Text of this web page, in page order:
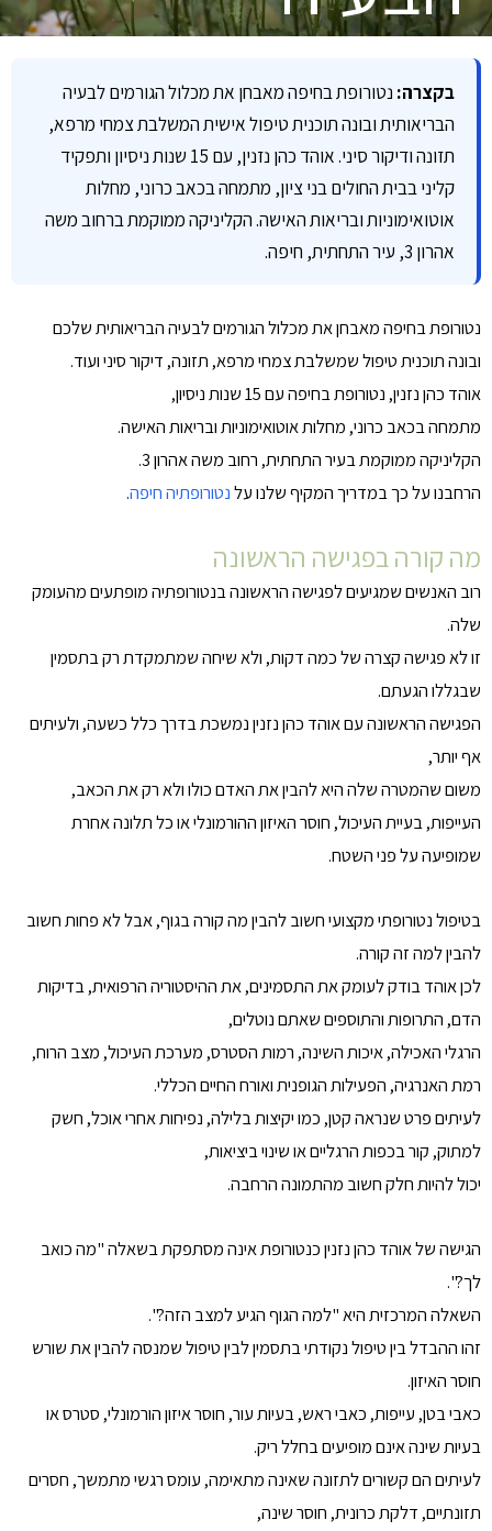
בקצרה: נטורופת בחיפה מאבחן את מכלול הגורמים לבעיה
הבריאותית ובונה תוכנית טיפול אישית המשלבת צמחי מרפא,
תזונה ודיקור סיני. אוהד כהן נזנין, עם 15 שנות ניסיון ותפקיד
קליני בבית החולים בני ציון, מתמחה בכאב כרוני, מחלות
אוטואימוניות ובריאות האישה. הקליניקה ממוקמת ברחוב משה
אהרון 3, עיר התחתית, חיפה.
נטורופת בחיפה מאבחן את מכלול הגורמים לבעיה הבריאותית שלכם
ובונה תוכנית טיפול שמשלבת צמחי מרפא, תזונה, דיקור סיני ועוד.
אוהד כהן נזנין, נטורופת בחיפה עם 15 שנות ניסיון,
מתמחה בכאב כרוני, מחלות אוטואימוניות ובריאות האישה.
הקליניקה ממוקמת בעיר התחתית, רחוב משה אהרון 3.
הרחבנו על כך במדריך המקיף שלנו עלנטורופתיה חיפה.
מה קורה בפגישה הראשונה
רוב האנשים שמגיעים לפגישה הראשונה בנטורופתיה מופתעים מהעומק
שלה.
זו לא פגישה קצרה של כמה דקות, ולא שיחה שמתמקדת רק בתסמין
שבגללו הגעתם.
הפגישה הראשונה עם אוהד כהן נזנין נמשכת בדרך כלל כשעה, ולעיתים
אף יותר,
משום שהמטרה שלה היא להבין את האדם כולו ולא רק את הכאב,
העייפות, בעיית העיכול, חוסר האיזון ההורמונלי או כל תלונה אחרת
שמופיעה על פני השטח.
בטיפול נטורופתי מקצועי חשוב להבין מה קורה בגוף, אבל לא פחות חשוב
להבין למה זה קורה.
לכן אוהד בודק לעומק את התסמינים, את ההיסטוריה הרפואית, בדיקות
הדם, התרופות והתוספים שאתם נוטלים,
הרגלי האכילה, איכות השינה, רמות הסטרס, מערכת העיכול, מצב הרוח,
רמת האנרגיה, הפעילות הגופנית ואורח החיים הכללי.
לעיתים פרט שנראה קטן, כמו יקיצות בלילה, נפיחות אחרי אוכל, חשק
למתוק, קור בכפות הרגליים או שינוי ביציאות,
יכול להיות חלק חשוב מהתמונה הרחבה.
הגישה של אוהד כהן נזנין כנטורופת אינה מסתפקת בשאלה "מה כואב
לך?".
השאלה המרכזית היא "למה הגוף הגיע למצב הזה?".
זהו ההבדל בין טיפול נקודתי בתסמין לבין טיפול שמנסה להבין את שורש
חוסר האיזון.
כאבי בטן, עייפות, כאבי ראש, בעיות עור, חוסר איזון הורמונלי, סטרס או
בעיות שינה אינם מופיעים בחלל ריק.
לעיתים הם קשורים לתזונה שאינה מתאימה, עומס רגשי מתמשך, חסרים
תזונתיים, דלקת כרונית, חוסר שינה,